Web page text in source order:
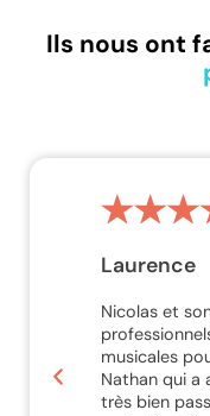
Ils nous ont
Laurence
Nicolas et
musicales
Nathan qui a
très bien